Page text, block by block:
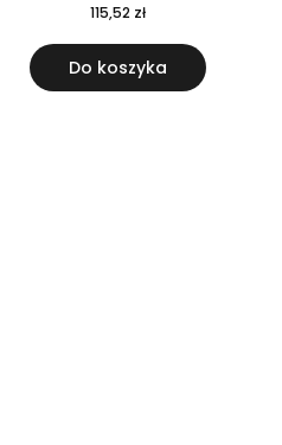
115,52 zł
Do koszyka